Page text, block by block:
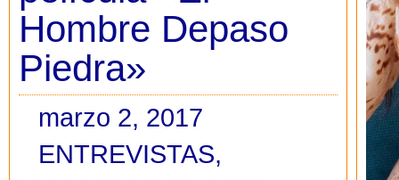
Hombre Depaso
Piedra»
marzo 2, 2017
ENTREVISTAS,